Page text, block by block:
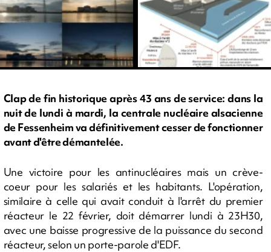
Clap de fin historique après 43 ans de service: dans la
nuit de lundi à mardi, la centrale nucléaire alsacienne
de Fessenheim va définitivement cesser de fonctionner
avant d'être démantelée.
Une victoire pour les antinucléaires mais un crève-
coeur pour les salariés et les habitants. L'opération,
similaire à celle qui avait conduit à l'arrêt du premier
réacteur le 22 février, doit démarrer lundi à 23H30,
avec une baisse progressive de la puissance du second
réacteur, selon un porte-parole d'EDF.